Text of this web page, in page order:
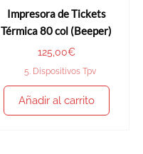
Impresora de Tickets
Térmica 80 col (Beeper)
125,00€
5. Dispositivos Tpv
Añadir al carrito